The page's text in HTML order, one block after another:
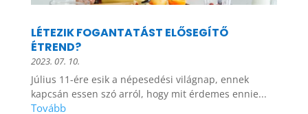
LÉTEZIK FOGANTATÁST ELŐSEGÍTŐ
ÉTREND?
2023. 07. 10.
Július 11-ére esik a népesedési világnap, ennek
kapcsán essen szó arról, hogy mit érdemes ennie...